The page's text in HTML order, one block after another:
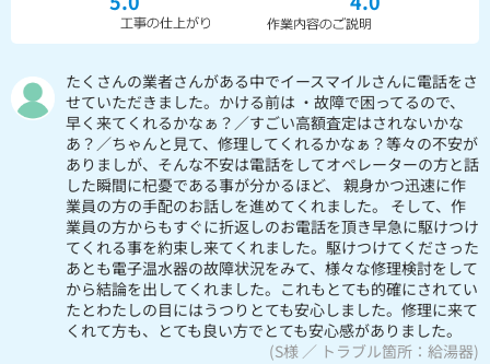
たくさんの業者さんがある中でイースマイルさんに電話をさ
せていただきました。かける前は ・故障で困ってるので、
早く来てくれるかなぁ？／すごい高額査定はされないかな
あ？／ちゃんと見て、修理してくれるかなぁ？等々の不安が
ありましが、そんな不安は電話をしてオペレーターの方と話
した瞬間に杞憂である事が分かるほど、 親身かつ迅速に作
業員の方の手配のお話しを進めてくれました。 そして、作
業員の方からもすぐに折返しのお電話を頂き早急に駆けつけ
てくれる事を約束し来てくれました。駆けつけてくださった
あとも電子温水器の故障状況をみて、様々な修理検討をして
から結論を出してくれました。これもとても的確にされてい
たとわたしの目にはうつりとても安心しました。修理に来て
くれて方も、とても良い方でとても安心感がありました。
(S様 ／ トラブル箇所：給湯器)